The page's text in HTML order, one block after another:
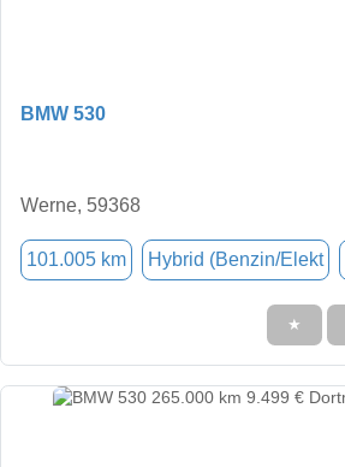
BMW 530
Werne, 59368
101.005 km Hybrid (Benzin/Elekt
★